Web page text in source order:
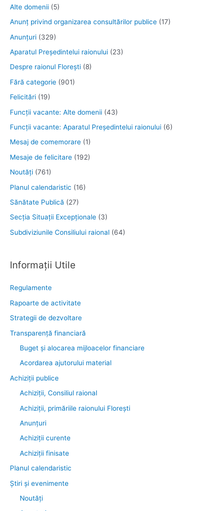
Alte domenii (5)
Anunţ privind organizarea consultărilor publice (17)
Anunţuri (329)
Aparatul Preşedintelui raionului (23)
Despre raionul Floreşti (8)
Fără categorie (901)
Felicitări (19)
Funcţii vacante: Alte domenii (43)
Funcții vacante: Aparatul Președintelui raionului (6)
Mesaj de comemorare (1)
Mesaje de felicitare (192)
Noutăţi (761)
Planul calendaristic (16)
Sănătate Publică (27)
Secția Situații Excepționale (3)
Subdiviziunile Consiliului raional (64)
Informații Utile
Regulamente
Rapoarte de activitate
Strategii de dezvoltare
Transparenţă financiară
Buget și alocarea mijloacelor financiare
Acordarea ajutorului material
Achiziţii publice
Achiziții, Consiliul raional
Achiziții, primăriile raionului Florești
Anunțuri
Achiziții curente
Achiziții finisate
Planul calendaristic
Știri şi evenimente
Noutăţi